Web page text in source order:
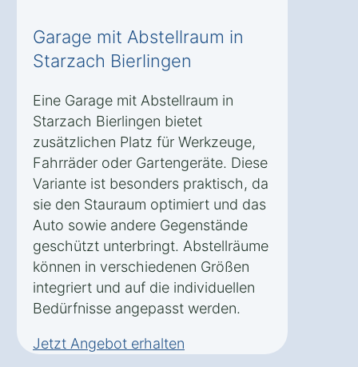
Garage mit Abstellraum in
Starzach Bierlingen
Eine Garage mit Abstellraum in
Starzach Bierlingen bietet
zusätzlichen Platz für Werkzeuge,
Fahrräder oder Gartengeräte. Diese
Variante ist besonders praktisch, da
sie den Stauraum optimiert und das
Auto sowie andere Gegenstände
geschützt unterbringt. Abstellräume
können in verschiedenen Größen
integriert und auf die individuellen
Bedürfnisse angepasst werden.
Jetzt Angebot erhalten